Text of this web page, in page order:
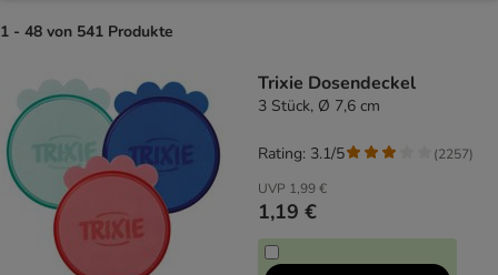
1 - 48 von 541 Produkte
Trixie Dosendeckel
3 Stück, Ø 7,6 cm
UVP 1,99 €
1,19 €
Rating: 3.1/5 (2257)